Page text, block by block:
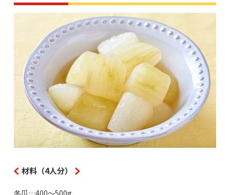
材料（4人分）
冬瓜…400～500g